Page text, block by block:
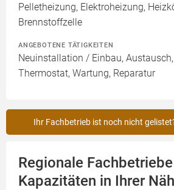
Pelletheizung, Elektroheizung,
Brennstoffzelle
ANGEBOTENE TÄTIGKEITEN
Neuinstallation / Einbau,
Thermostat, Wartung, Reparatur
Ihr Fachbetrieb ist noch nicht
Regionale
Kapazitäten in Ihrer